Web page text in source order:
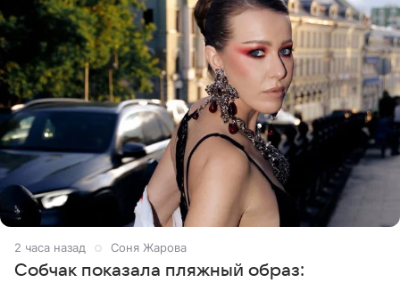
2 часа назад Соня Жарова
Собчак показала пляжный образ: